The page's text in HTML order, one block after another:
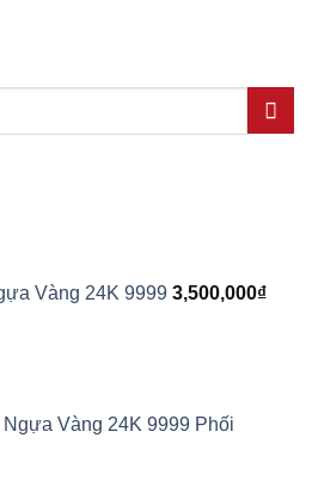
Vàng 24K 9999 3,500,000₫
Ngựa Vàng 24K 9999 Phối